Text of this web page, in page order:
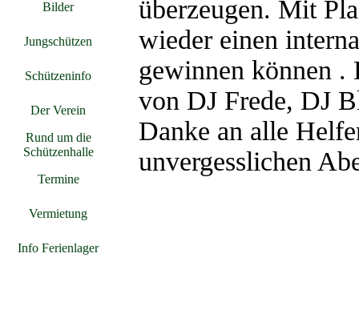
Bilder ▼
Jungschützen ▼
Schützeninfo ▼
Der Verein
▼
Rund um die
Schützenhalle
Termine
Vermietung
Info Ferienlager
überzeugen. Mit
wieder einen
gewinnen können .
von DJ Frede, DJ
Danke an alle
unvergesslichen